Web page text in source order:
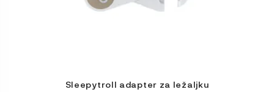
Sleepytroll adapter za ležaljku